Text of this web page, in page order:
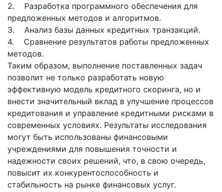
2. Разработка программного обеспечения для
предложенных методов и алгоритмов.
3. Анализ базы данных кредитных транзакций.
4. Сравнение результатов работы предложенных
методов.
Таким образом, выполнение поставленных задач
позволит не только разработать новую
эффективную модель кредитного скоринга, но и
внести значительный вклад в улучшение процессов
кредитования и управление кредитными рисками в
современных условиях. Результаты исследования
могут быть использованы финансовыми
учреждениями для повышения точности и
надежности своих решений, что, в свою очередь,
повысит их конкурентоспособность и
стабильность на рынке финансовых услуг.